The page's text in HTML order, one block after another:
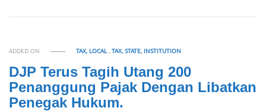
ADDED ON TAX, LOCAL,TAX, STATE, INSTITUTION
DJP Terus Tagih Utang 200
Penanggung Pajak Dengan Libatkan
Penegak Hukum.